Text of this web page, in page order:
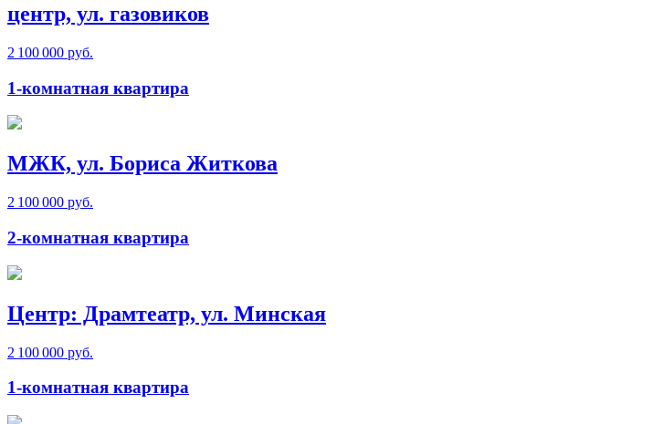
центр, ул. газовиков
2 100 000 руб.
1-комнатная квартира
МЖК, ул. Бориса Житкова
2 100 000 руб.
2-комнатная квартира
Центр: Драмтеатр, ул. Минская
2 100 000 руб.
1-комнатная квартира